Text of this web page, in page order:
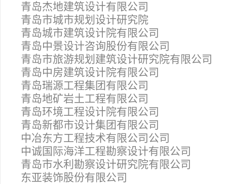
青岛杰地建筑设计有限公司
青岛市城市规划设计研究院
青岛城市建筑设计院有限公司
青岛中景设计咨询股份有限公司
青岛市旅游规划建筑设计研究院有限公司
青岛中房建筑设计院有限公司
青岛瑞源工程集团有限公司
青岛地矿岩土工程有限公司
青岛环境工程设计院有限公司
青岛新都市设计集团有限公司
中冶东方工程技术有限公司公司
中诚国际海洋工程勘察设计有限公司
青岛市水利勘察设计研究院有限公司
东亚装饰股份有限公司